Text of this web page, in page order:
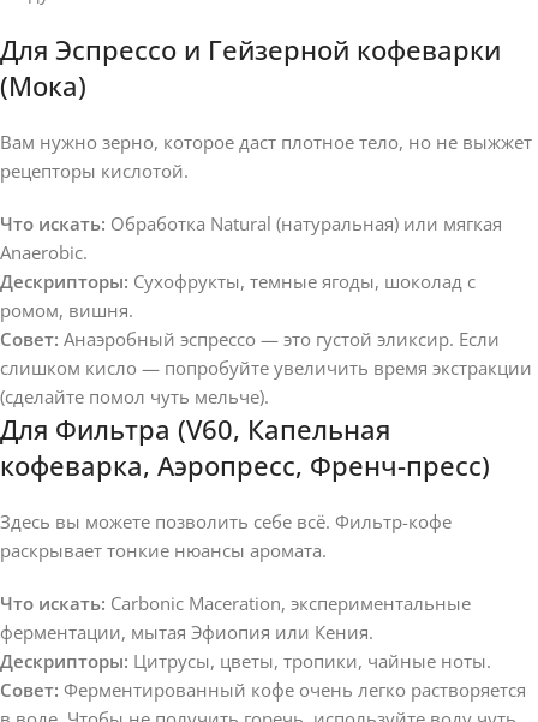
Для Эспрессо и Гейзерной кофеварки
(Мока)
Вам нужно зерно, которое даст плотное тело, но не выжжет
рецепторы кислотой.
Что искать: Обработка Natural (натуральная) или мягкая
Anaerobic.
Дескрипторы: Сухофрукты, темные ягоды, шоколад с
ромом, вишня.
Совет: Анаэробный эспрессо — это густой эликсир. Если
слишком кисло — попробуйте увеличить время экстракции
(сделайте помол чуть мельче).
Для Фильтра (V60, Капельная
кофеварка, Аэропресс, Френч-пресс)
Здесь вы можете позволить себе всё. Фильтр-кофе
раскрывает тонкие нюансы аромата.
Что искать: Carbonic Maceration, экспериментальные
ферментации, мытая Эфиопия или Кения.
Дескрипторы: Цитрусы, цветы, тропики, чайные ноты.
Совет: Ферментированный кофе очень легко растворяется